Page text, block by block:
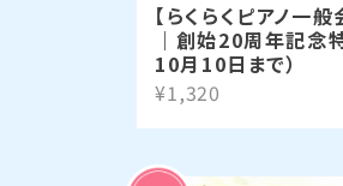
【らくらくピアノ一
｜創始20周年記念
10月10日まで）
¥1,320